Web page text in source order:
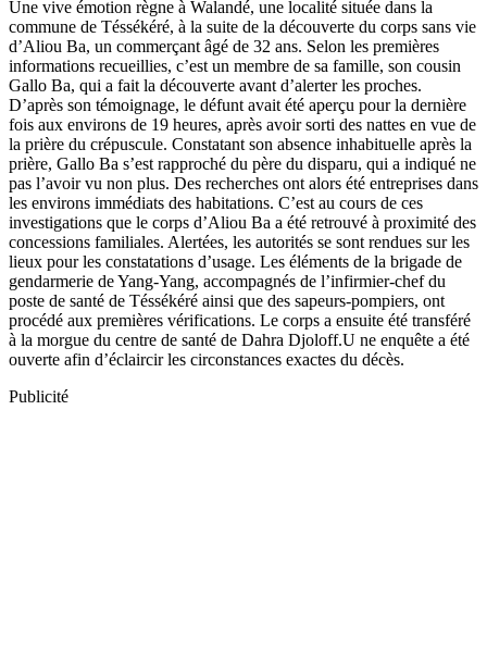
Une vive émotion règne à Walandé, une localité située dans la
commune de Téssékéré, à la suite de la découverte du corps sans vie
d’Aliou Ba, un commerçant âgé de 32 ans. Selon les premières
informations recueillies, c’est un membre de sa famille, son cousin
Gallo Ba, qui a fait la découverte avant d’alerter les proches.
D’après son témoignage, le défunt avait été aperçu pour la dernière
fois aux environs de 19 heures, après avoir sorti des nattes en vue de
la prière du crépuscule. Constatant son absence inhabituelle après la
prière, Gallo Ba s’est rapproché du père du disparu, qui a indiqué ne
pas l’avoir vu non plus. Des recherches ont alors été entreprises dans
les environs immédiats des habitations. C’est au cours de ces
investigations que le corps d’Aliou Ba a été retrouvé à proximité des
concessions familiales. Alertées, les autorités se sont rendues sur les
lieux pour les constatations d’usage. Les éléments de la brigade de
gendarmerie de Yang-Yang, accompagnés de l’infirmier-chef du
poste de santé de Téssékéré ainsi que des sapeurs-pompiers, ont
procédé aux premières vérifications. Le corps a ensuite été transféré
à la morgue du centre de santé de Dahra Djoloff.U ne enquête a été
ouverte afin d’éclaircir les circonstances exactes du décès.
Publicité